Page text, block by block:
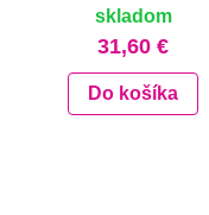
skladom
31,60 €
Do košíka